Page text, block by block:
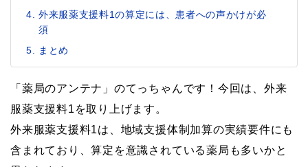
外来服薬支援料1の算定には、患者への声かけが必
須
まとめ
「薬局のアンテナ」のてっちゃんです！今回は、外来
服薬支援料1を取り上げます。
外来服薬支援料1は、地域支援体制加算の実績要件にも
含まれており、算定を意識されている薬局も多いかと